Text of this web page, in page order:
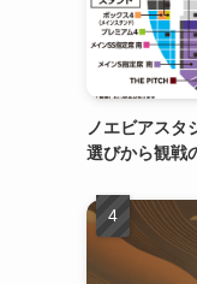
ノエビアスタ
選びから観戦